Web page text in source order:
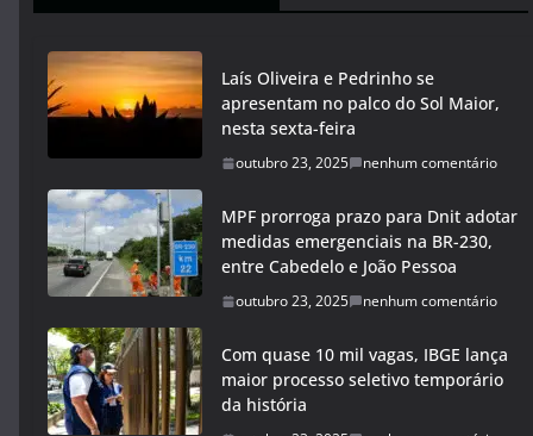
Laís Oliveira e Pedrinho se
apresentam no palco do Sol Maior,
nesta sexta-feira
outubro 23, 2025 nenhum comentário
MPF prorroga prazo para Dnit adotar
medidas emergenciais na BR-230,
entre Cabedelo e João Pessoa
outubro 23, 2025 nenhum comentário
Com quase 10 mil vagas, IBGE lança
maior processo seletivo temporário
da história